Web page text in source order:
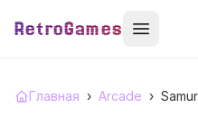
RetroGames
Главная › Arcade ›